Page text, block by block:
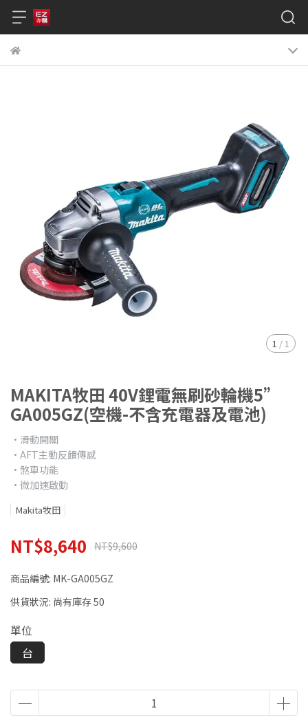
1 / 1
MAKITA牧田 40V鋰電無刷砂輪機5”
GA005GZ(空機-不含充電器及電池)
•滑動開關
•AFT主動反饋傳感
•煞車功能
•微加速啟動
Makita牧田
NT$8,640 NT$9,600
商品編號: MK-GA005GZ
供貨狀況: 尚有庫存 50
單位
台